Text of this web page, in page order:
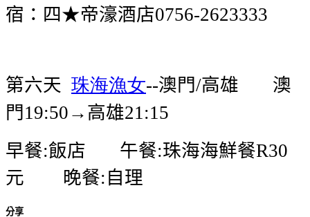
宿：四★帝濠酒店0756-2623333
第六天 珠海漁女--澳門/高雄
澳
門19:50 →高雄21:15
早餐:飯店 午餐:珠海海鮮餐R30
元 晚餐: 自理
分享